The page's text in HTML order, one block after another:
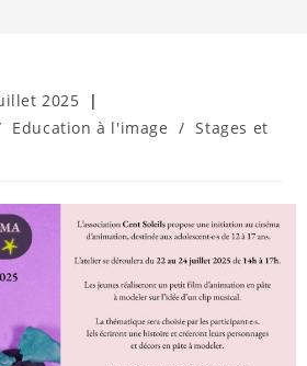
:
2025
Education à l'image / Stages et